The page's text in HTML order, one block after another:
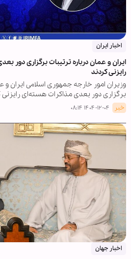
اخبار ایران
ایران و عمان درباره ترتیبات برگزاری دور
رایزنی کردند
وزیران امور خارجه جمهوری اسلامی ایران و
برگزاری دور بعدی مذاکرات هسته‌ای رایزنی
خبر ۱۴۰۴-۱۲-۰۴ ۰۸:۱۴
اخبار جهان